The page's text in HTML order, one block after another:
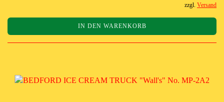
zzgl. Versand
IN DEN WARENKORB